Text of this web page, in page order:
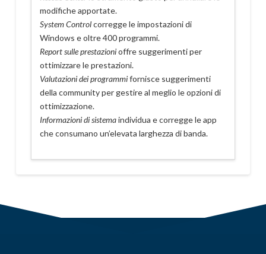
modifiche apportate.
System Controlcorregge le impostazioni di
Windows e oltre 400 programmi.
Report sulle prestazionioffre suggerimenti per
ottimizzare le prestazioni.
Valutazioni dei programmifornisce suggerimenti
della community per gestire al meglio le opzioni di
ottimizzazione.
Informazioni di sistemaindividua e corregge le app
che consumano un’elevata larghezza di banda.